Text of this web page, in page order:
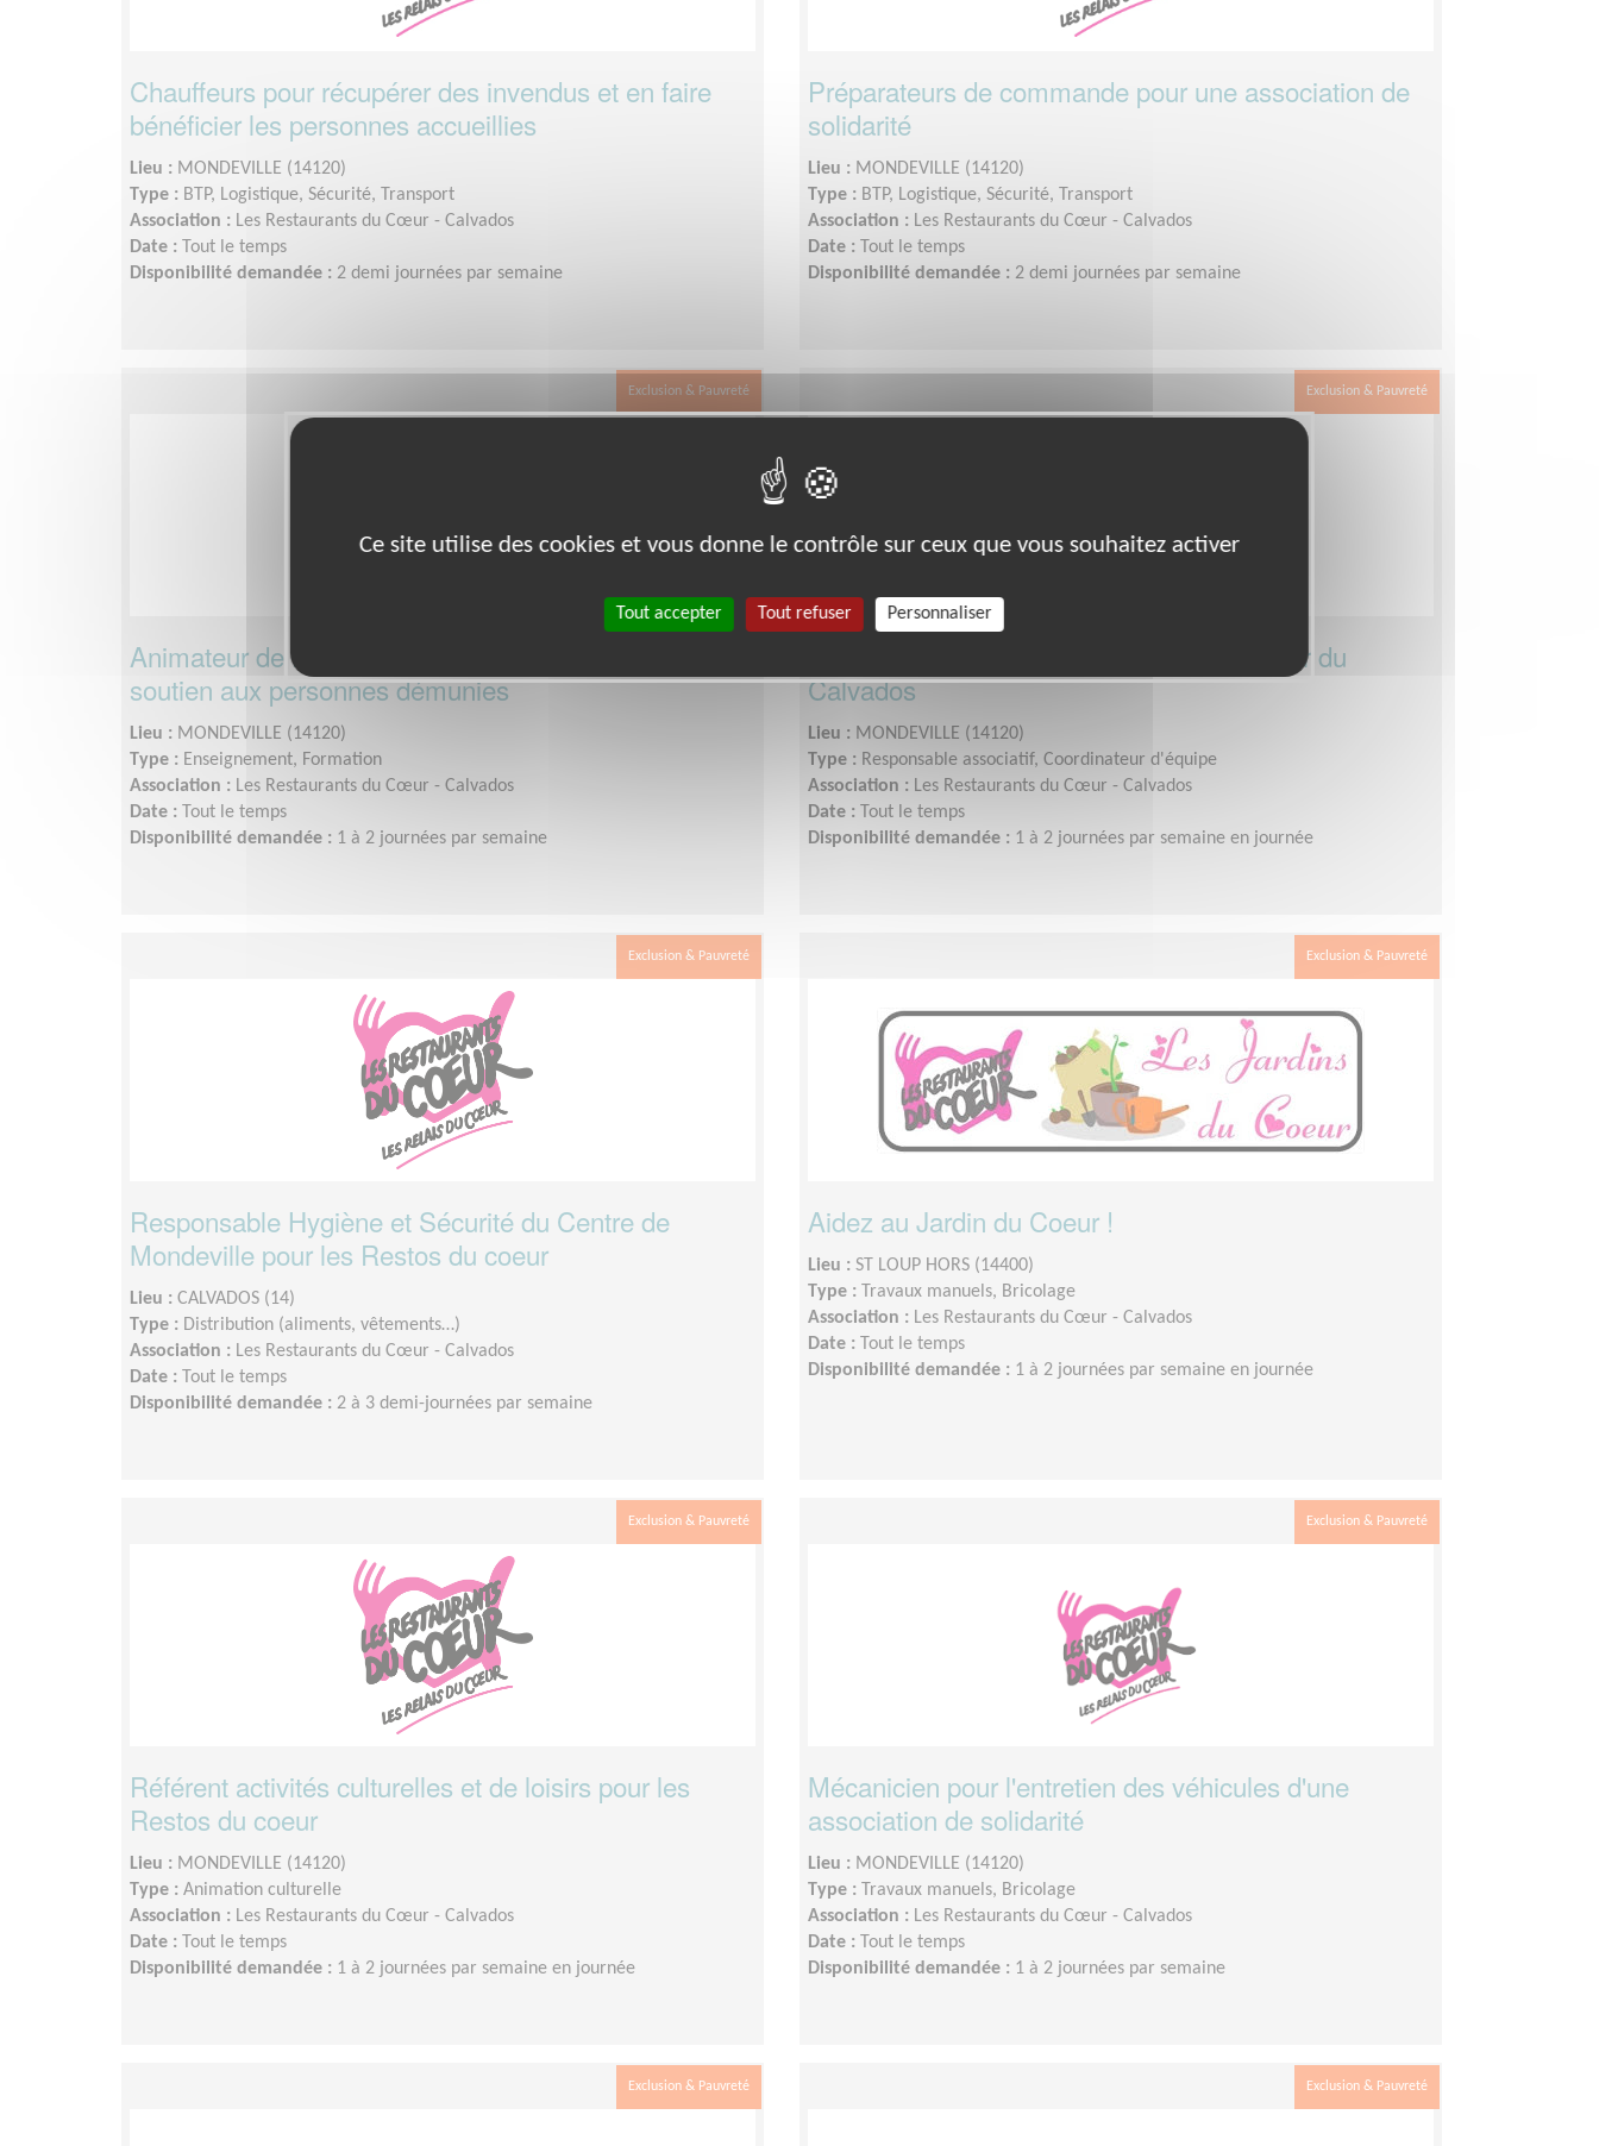
Chauffeurs pour récupérer des invendus et en faire
bénéficier les personnes accueillies
Lieu : MONDEVILLE (14120)
Type : BTP, Logistique, Sécurité, Transport
Association : Les Restaurants du Cœur - Calvados
Date : Tout le temps
Disponibilité demandée : 2 demi journées par semaine
Préparateurs de commande pour une association de
solidarité
Lieu : MONDEVILLE (14120)
Type : BTP, Logistique, Sécurité, Transport
Association : Les Restaurants du Cœur - Calvados
Date : Tout le temps
Disponibilité demandée : 2 demi journées par semaine
Exclusion & Pauvreté
Animateur de formation pour une association de
soutien aux personnes démunies
Lieu : MONDEVILLE (14120)
Type : Enseignement, Formation
Association : Les Restaurants du Cœur - Calvados
Date : Tout le temps
Disponibilité demandée : 1 à 2 journées par semaine
Exclusion & Pauvreté
Référent Entrepôt pour les Restos du Coeur du
Calvados
Lieu : MONDEVILLE (14120)
Type : Responsable associatif, Coordinateur d'équipe
Association : Les Restaurants du Cœur - Calvados
Date : Tout le temps
Disponibilité demandée : 1 à 2 journées par semaine en journée
Exclusion & Pauvreté
Responsable Hygiène et Sécurité du Centre de
Mondeville pour les Restos du coeur
Lieu : CALVADOS (14)
Type : Distribution (aliments, vêtements…)
Association : Les Restaurants du Cœur - Calvados
Date : Tout le temps
Disponibilité demandée : 2 à 3 demi-journées par semaine
Exclusion & Pauvreté
Aidez au Jardin du Coeur !
Lieu : ST LOUP HORS (14400)
Type : Travaux manuels, Bricolage
Association : Les Restaurants du Cœur - Calvados
Date : Tout le temps
Disponibilité demandée : 1 à 2 journées par semaine en journée
Exclusion & Pauvreté
Référent activités culturelles et de loisirs pour les
Restos du coeur
Lieu : MONDEVILLE (14120)
Type : Animation culturelle
Association : Les Restaurants du Cœur - Calvados
Date : Tout le temps
Disponibilité demandée : 1 à 2 journées par semaine en journée
Exclusion & Pauvreté
Mécanicien pour l'entretien des véhicules d'une
association de solidarité
Lieu : MONDEVILLE (14120)
Type : Travaux manuels, Bricolage
Association : Les Restaurants du Cœur - Calvados
Date : Tout le temps
Disponibilité demandée : 1 à 2 journées par semaine
Exclusion & Pauvreté Exclusion & Pauvreté
Ce site utilise des cookies et vous donne le contrôle sur ceux que vous souhaitez activer
Tout accepter Tout refuser Personnaliser